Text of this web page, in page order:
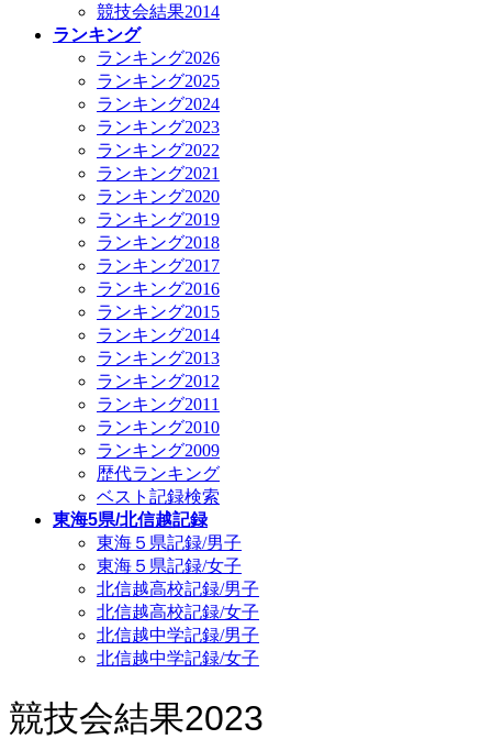
競技会結果2014
ランキング
ランキング2026
ランキング2025
ランキング2024
ランキング2023
ランキング2022
ランキング2021
ランキング2020
ランキング2019
ランキング2018
ランキング2017
ランキング2016
ランキング2015
ランキング2014
ランキング2013
ランキング2012
ランキング2011
ランキング2010
ランキング2009
歴代ランキング
ベスト記録検索
東海5県/北信越記録
東海５県記録/男子
東海５県記録/女子
北信越高校記録/男子
北信越高校記録/女子
北信越中学記録/男子
北信越中学記録/女子
競技会結果2023